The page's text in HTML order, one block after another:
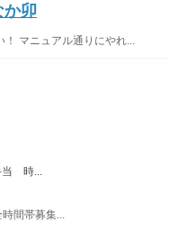
か卯
マニュアル通りにやれ...
時...
間帯募集...